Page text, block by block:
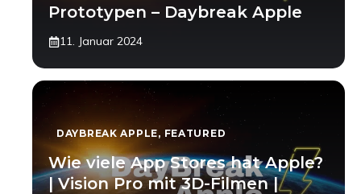
Prototypen – Daybreak Apple
11. Januar 2024
DAYBREAK APPLE, FEATURED
Wie viele App Stores hat Apple?
| Vision Pro mit 3D-Filmen |